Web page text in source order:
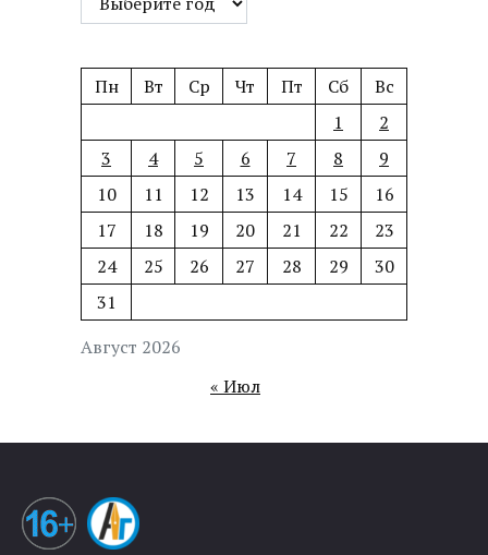
Август 2026
Пн Вт Ср Чт Пт Сб
Вс
1
2
3
4 5 6 7 8
9
10
11 12 13 14 15
16
17
18 19 20 21 22
23
24
25 26 27 28 29
30
31
« Июл